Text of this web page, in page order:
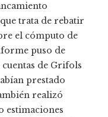
trata de rebatir
el cómputo de
puso de
de Grifols
prestado
realizó
estimaciones